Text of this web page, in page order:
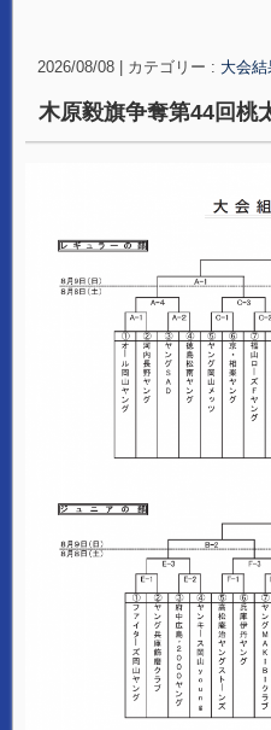
2026/08/08 カテゴリー : 大会結
木原毅旗争奪第44回桃